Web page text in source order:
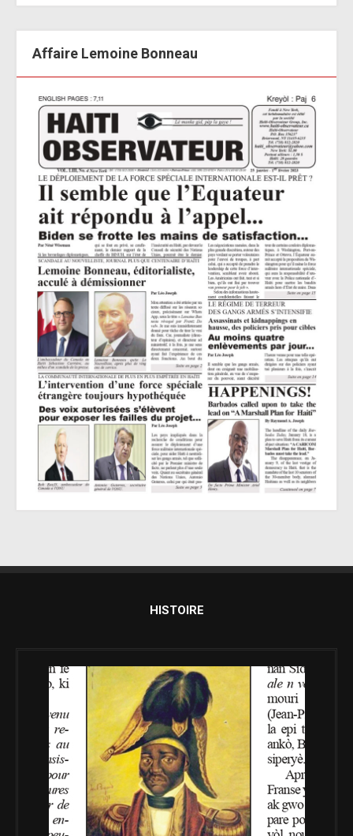
Affaire Lemoine Bonneau
HISTOIRE